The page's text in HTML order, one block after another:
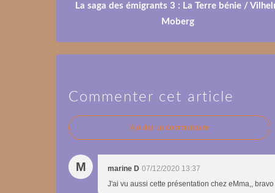
La saga des émigrants 3 : La Terre bénie /
Moberg
Commenter cet article
Ajouter un commentaire
M marine D 07/12/2020 13:37
J'ai vu aussi cette présentation chez eMma,,